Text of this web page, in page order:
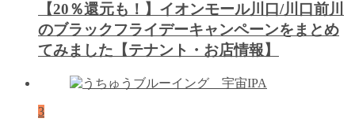
【20％還元も！】イオンモール川口/川口前川
のブラックフライデーキャンペーンをまとめ
てみました【テナント・お店情報】
3